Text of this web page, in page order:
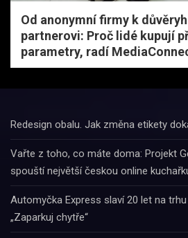
Od anonymní firmy k
partnerovi: Proč lidé kupují
parametry, radí
Redesign obalu. Jak změna etikety
Vařte z toho, co máte doma: Projekt
spouští největší českou online
Automyčka Express slaví 20 let na
„Zaparkuj chytře“